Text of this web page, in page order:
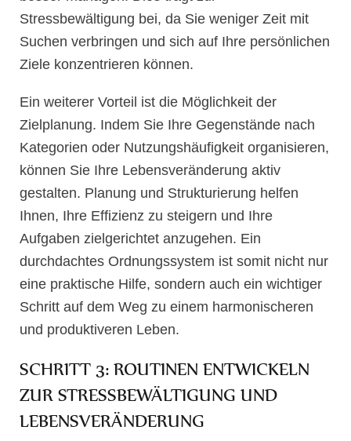
Stressbewältigung bei, da Sie weniger Zeit mit
Suchen verbringen und sich auf Ihre persönlichen
Ziele konzentrieren können.
Ein weiterer Vorteil ist die Möglichkeit der
Zielplanung. Indem Sie Ihre Gegenstände nach
Kategorien oder Nutzungshäufigkeit organisieren,
können Sie Ihre Lebensveränderung aktiv
gestalten. Planung und Strukturierung helfen
Ihnen, Ihre Effizienz zu steigern und Ihre
Aufgaben zielgerichtet anzugehen. Ein
durchdachtes Ordnungssystem ist somit nicht nur
eine praktische Hilfe, sondern auch ein wichtiger
Schritt auf dem Weg zu einem harmonischeren
und produktiveren Leben.
SCHRITT 3: ROUTINEN ENTWICKELN
ZUR STRESSBEWÄLTIGUNG UND
LEBENSVERÄNDERUNG